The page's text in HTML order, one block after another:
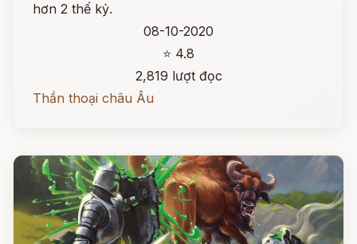
hơn 2 thế kỷ.
08-10-2020
⭐ 4.8
2,819 lượt đọc
Thần thoại châu Âu